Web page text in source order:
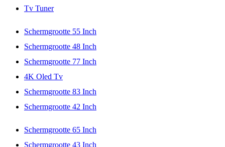
Tv Tuner
Schermgrootte 55 Inch
Schermgrootte 48 Inch
Schermgrootte 77 Inch
4K Oled Tv
Schermgrootte 83 Inch
Schermgrootte 42 Inch
Schermgrootte 65 Inch
Schermgrootte 43 Inch